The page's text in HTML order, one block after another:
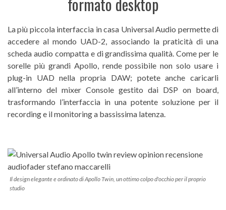
La più piccola interfaccia in casa Universal Audio permette di
accedere al mondo UAD-2, associando la praticità di una
scheda audio compatta e di grandissima qualità. Come per le
sorelle più grandi Apollo, rende possibile non solo usare i
plug-in UAD nella propria DAW; potete anche caricarli
all’interno del mixer Console gestito dai DSP on board,
trasformando l’interfaccia in una potente soluzione per il
recording e il monitoring a bassissima latenza.
Il design elegante e ordinato di Apollo Twin, un ottimo colpo d'occhio per il proprio
studio